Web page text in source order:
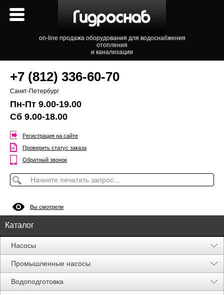
on-line продажа оборудования для водоснабжения
отопления
и канализации
+7 (812) 336-60-70
Санкт-Петербург
Пн-Пт 9.00-19.00
Сб 9.00-18.00
Регистрация на сайте
Проверить статус заказа
Обратный звонок
Вы смотрели
Каталог
Насосы
Промышленные насосы
Водоподготовка